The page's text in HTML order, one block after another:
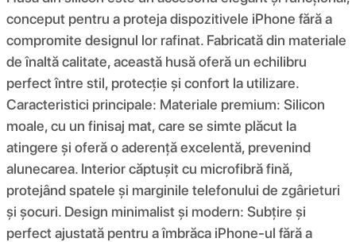
conceput pentru a proteja dispozitivele iPhone fără a
compromite designul lor rafinat. Fabricată din materiale
de înaltă calitate, această husă oferă un echilibru
perfect între stil, protecție și confort la utilizare.
Caracteristici principale: Materiale premium: Silicon
moale, cu un finisaj mat, care se simte plăcut la
atingere și oferă o aderență excelentă, prevenind
alunecarea. Interior căptușit cu microfibră fină,
protejând spatele și marginile telefonului de zgârieturi
și șocuri. Design minimalist și modern: Subțire și
perfect ajustată pentru a îmbrăca iPhone-ul fără a